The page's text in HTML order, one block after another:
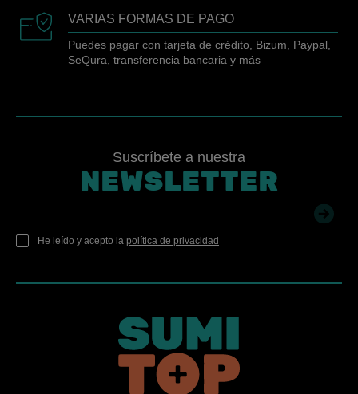
VARIAS FORMAS DE PAGO
Puedes pagar con tarjeta de crédito, Bizum, Paypal,
SeQura, transferencia bancaria y más
Suscríbete a nuestra
NEWSLETTER
He leído y acepto la política de privacidad